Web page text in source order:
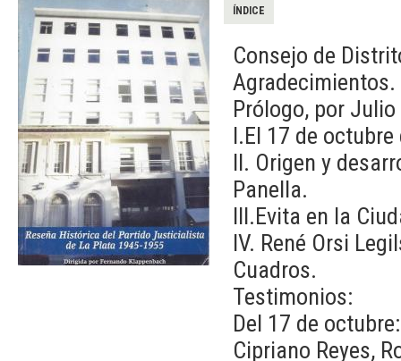
ÍNDICE
Consejo de
Agradecimientos.
Prólogo, por
I.El 17 de
II. Origen y
Panella.
III.Evita en la
IV. René Orsi
Cuadros.
Testimonios:
Del 17 de
Cipriano Reyes,